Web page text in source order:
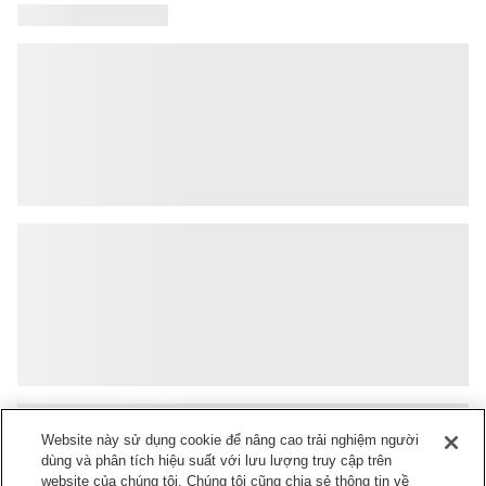
Website này sử dụng cookie để nâng cao trải nghiệm người
dùng và phân tích hiệu suất với lưu lượng truy cập trên
website của chúng tôi. Chúng tôi cũng chia sẻ thông tin về